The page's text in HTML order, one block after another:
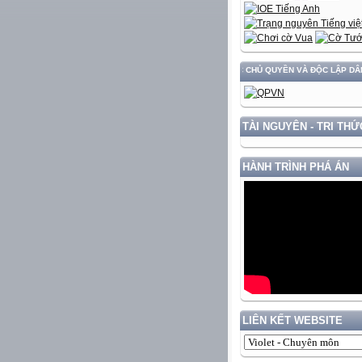
TRIỂN ĐẤT NƯỚC GẮN VỚI BẢO VỆ VỮNG CHẮC CHỦ QUYỀN VÀ ĐỘC LẬP DÂN TỘC!
TÀI NGUYÊN - TRI
HÀNH TRÌNH PHÁ ÁN
LIÊN KẾT WEBSITE